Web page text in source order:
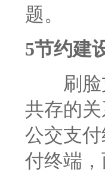
题。
5节约建
刷脸
共存的
公交支
付终端